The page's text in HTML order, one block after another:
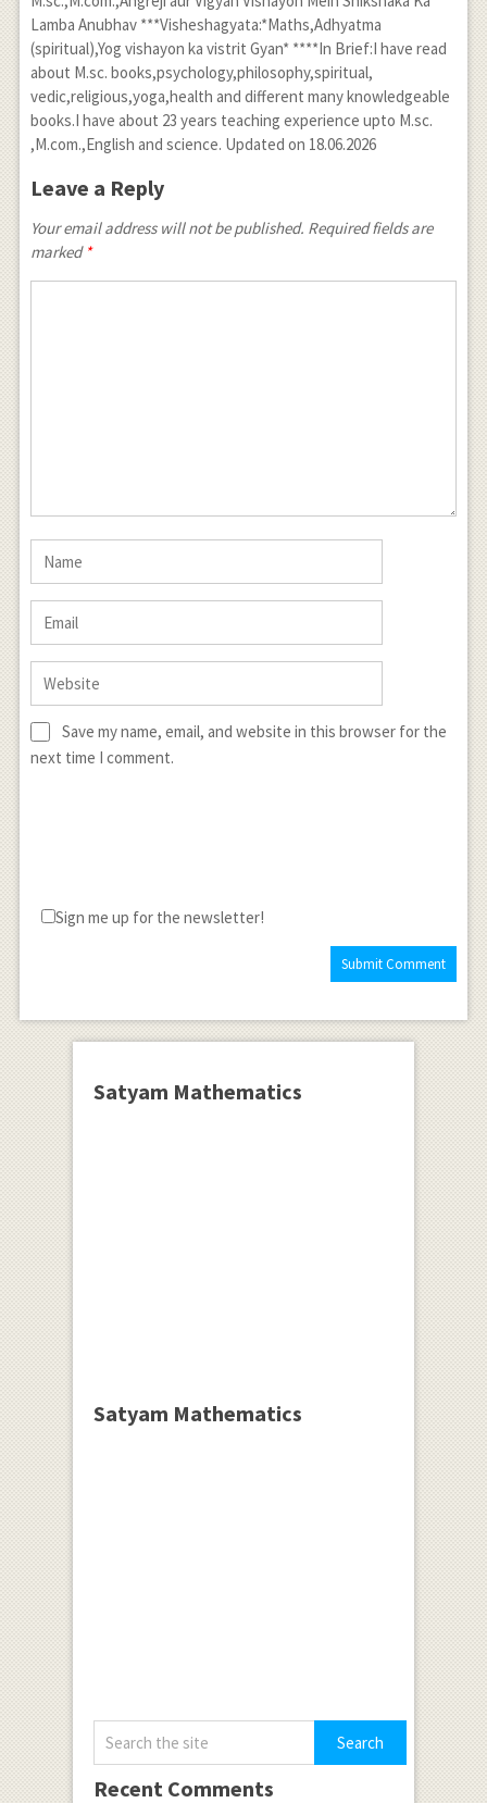
Lamba Anubhav ***Visheshagyata:*Maths,Adhyatma
(spiritual),Yog vishayon ka vistrit Gyan* ****In Brief:I have read
about M.sc. books,psychology,philosophy,spiritual,
vedic,religious,yoga,health and different many knowledgeable
books.I have about 23 years teaching experience upto M.sc.
,M.com.,English and science. Updated on 18.06.2026
Leave a Reply
Your email address will not be published. Required fields are
marked *
Save my name, email, and website in this browser for the
next time I comment.
Sign me up for the newsletter!
Satyam Mathematics
Satyam Mathematics
Recent Comments